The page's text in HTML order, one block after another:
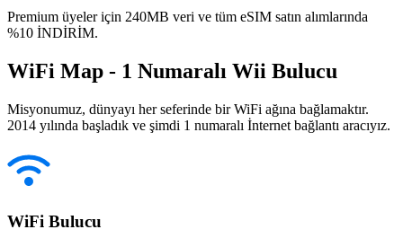
Premium üyeler için 240MB veri ve tüm eSIM satın alımlarında
%10 İNDİRİM.
WiFi Map - 1 Numaralı Wii Bulucu
Misyonumuz, dünyayı her seferinde bir WiFi ağına bağlamaktır.
2014 yılında başladık ve şimdi 1 numaralı İnternet bağlantı aracıyız.
WiFi Bulucu